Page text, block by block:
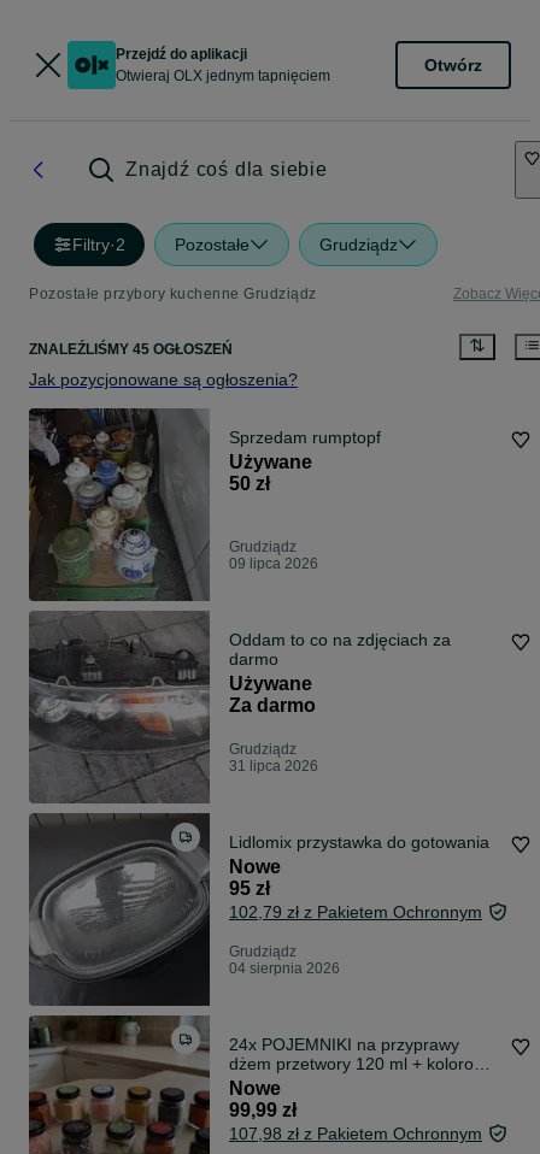
Przejdź do aplikacji
Otwieraj OLX jednym tapnięciem
Otwórz
Znajdź coś dla siebie
Filtry·2 Pozostałe Grudziądz
Pozostałe przybory kuchenne Grudziądz Zobacz
ZNALEŹLIŚMY 45 OGŁOSZEŃ
Jak pozycjonowane są ogłoszenia?
Sprzedam rumptopf
Używane
50 zł
Grudziądz
09 lipca 2026
Oddam to co na zdjęciach za
darmo
Używane
Za darmo
Grudziądz
31 lipca 2026
Lidlomix przystawka do gotowania
Nowe
95 zł
102,79 zł z Pakietem Ochronnym
Grudziądz
04 sierpnia 2026
24x POJEMNIKI na przyprawy
dżem przetwory 120 ml + kolorowe
etykiety
Nowe
99,99 zł
107,98 zł z Pakietem Ochronnym